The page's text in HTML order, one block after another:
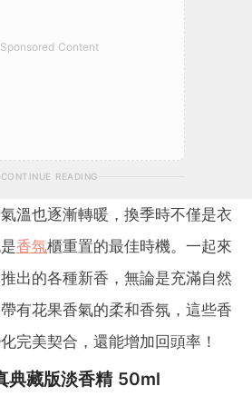
Sponsored Content
CONTINUE READING
溫也逐漸轉暖，換季時不僅是衣
香氛櫃重置的最佳時機。一起來
出的各種新香，無論是充滿自然
有花果香氣的柔和香氛，這些香
完美契合，還能增加回頭率！
典藏版淡香精 50ml